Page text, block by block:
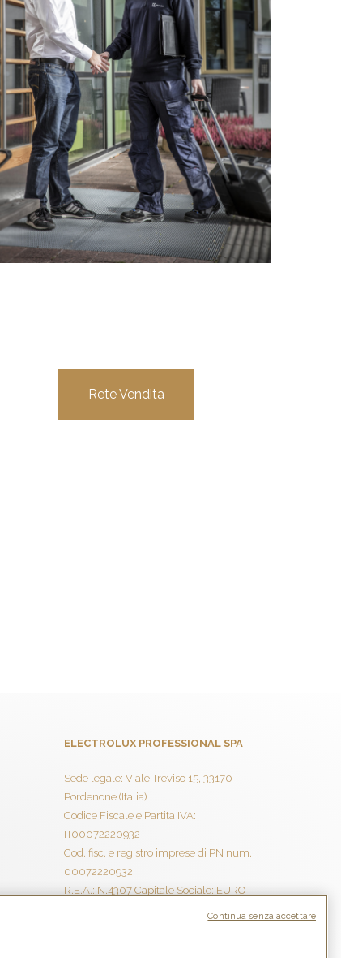
Rete Vendita
ELECTROLUX PROFESSIONAL SPA
Sede legale: Viale Treviso 15, 33170
Pordenone (Italia)
Codice Fiscale e Partita IVA:
IT00072220932
Cod. fisc. e registro imprese di PN num.
00072220932
R.E.A.: N.4307 Capitale Sociale: EURO
Continua senza accettare